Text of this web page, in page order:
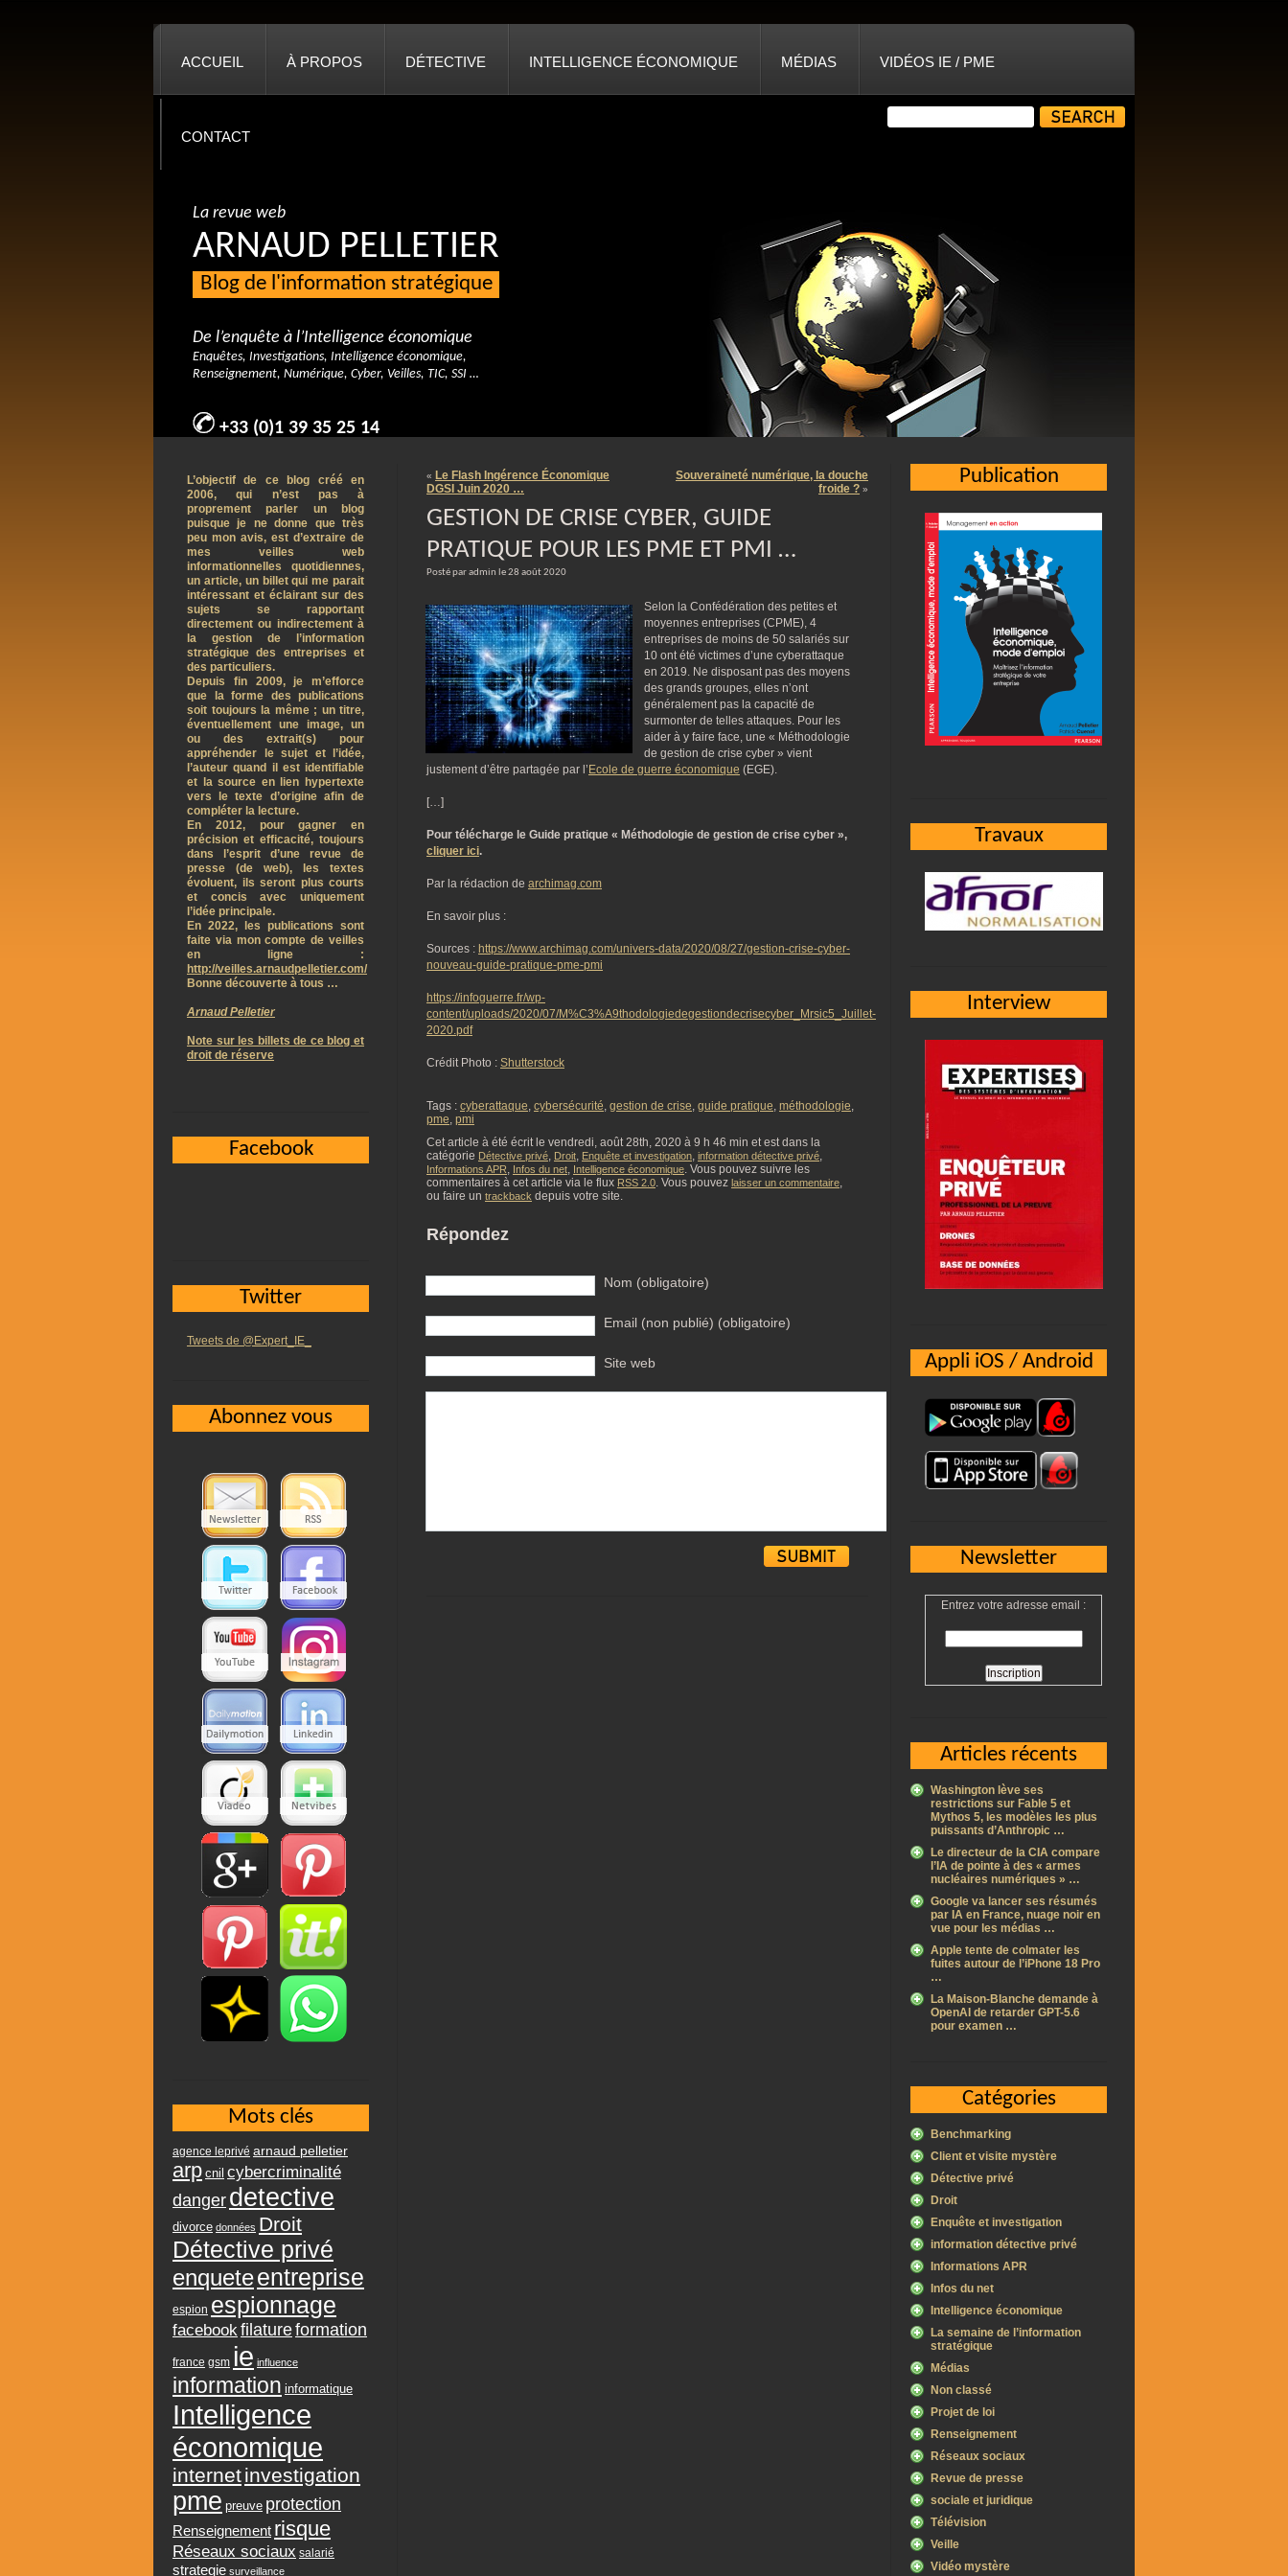
ACCUEIL À PROPOS DÉTECTIVE INTELLIGENCE ÉCONOMIQUE MÉDIAS VIDÉOS IE / PME
CONTACT
La revue web
ARNAUD PELLETIER
Blog de l'information stratégique
De l’enquête à l’Intelligence économique
Enquêtes, Investigations, Intelligence économique,
Renseignement, Numérique, Cyber, Veilles, TIC, SSI …
+33 (0)1 39 35 25 14
« Le Flash Ingérence Économique
DGSI Juin 2020 …
Souveraineté numérique, la douche
froide ? »
GESTION DE CRISE CYBER, GUIDE
PRATIQUE POUR LES PME ET PMI …
Posté par admin le 28 août 2020
Selon la Confédération des petites et
moyennes entreprises (CPME), 4
entreprises de moins de 50 salariés sur
10 ont été victimes d’une cyberattaque
en 2019. Ne disposant pas des moyens
des grands groupes, elles n’ont
généralement pas la capacité de
surmonter de telles attaques. Pour les
aider à y faire face, une « Méthodologie
de gestion de crise cyber » vient
justement d’être partagée par l’ Ecole de guerre économique (EGE).
[…]
Pour télécharge le Guide pratique « Méthodologie de gestion de crise cyber »,
cliquer ici.
Par la rédaction de archimag.com
En savoir plus :
Sources : https://www.archimag.com/univers-data/2020/08/27/gestion-crise-cyber-
nouveau-guide-pratique-pme-pmi
https://infoguerre.fr/wp-
content/uploads/2020/07/M%C3%A9thodologiedegestiondecrisecyber_Mrsic5_Juillet-
2020.pdf
Crédit Photo : Shutterstock
Tags : cyberattaque, cybersécurité, gestion de crise, guide pratique, méthodologie,
pme, pmi
Cet article à été écrit le vendredi, août 28th, 2020 à 9 h 46 min et est dans la
catégorie Détective privé, Droit, Enquête et investigation, information détective privé,
Informations APR, Infos du net, Intelligence économique. Vous pouvez suivre les
commentaires à cet article via le flux RSS 2.0. Vous pouvez laisser un commentaire,
ou faire un trackback depuis votre site.
Répondez
Nom (obligatoire)
Email (non publié) (obligatoire)
Site web
Publication
Travaux
Interview
Appli iOS / Android
Newsletter
Entrez votre adresse email :
Articles récents
Washington lève ses
restrictions sur Fable 5 et
Mythos 5, les modèles les plus
puissants d’Anthropic …
Le directeur de la CIA compare
l’IA de pointe à des « armes
nucléaires numériques » …
Google va lancer ses résumés
par IA en France, nuage noir en
vue pour les médias …
Apple tente de colmater les
fuites autour de l’iPhone 18 Pro
…
La Maison-Blanche demande à
OpenAI de retarder GPT-5.6
pour examen …
Catégories
Benchmarking
Client et visite mystère
Détective privé
Droit
Enquête et investigation
information détective privé
Informations APR
Infos du net
Intelligence économique
La semaine de l’information
stratégique
Médias
Non classé
Projet de loi
Renseignement
Réseaux sociaux
Revue de presse
sociale et juridique
Télévision
Veille
Vidéo mystère
L’objectif de ce blog créé en
2006, qui n’est pas à
proprement parler un blog
puisque je ne donne que très
peu mon avis, est d’extraire de
mes veilles web
informationnelles quotidiennes,
un article, un billet qui me parait
intéressant et éclairant sur des
sujets se rapportant
directement ou indirectement à
la gestion de l’information
stratégique des entreprises et
des particuliers.
Depuis fin 2009, je m’efforce
que la forme des publications
soit toujours la même ; un titre,
éventuellement une image, un
ou des extrait(s) pour
appréhender le sujet et l’idée,
l’auteur quand il est identifiable
et la source en lien hypertexte
vers le texte d’origine afin de
compléter la lecture.
En 2012, pour gagner en
précision et efficacité, toujours
dans l’esprit d’une revue de
presse (de web), les textes
évoluent, ils seront plus courts
et concis avec uniquement
l’idée principale.
En 2022, les publications sont
faite via mon compte de veilles
en ligne :
http://veilles.arnaudpelletier.com/
Bonne découverte à tous …
Arnaud Pelletier
Note sur les billets de ce blog et
droit de réserve
Facebook
Twitter
Tweets de @Expert_IE_
Abonnez vous
Mots clés
agence leprivé arnaud pelletier
arp cnil cybercriminalité
danger detective
divorce données Droit
Détective privé
enqueteentreprise
espion espionnage
facebookfilatureformation
france gsm ie influence
information informatique
Intelligence
économique
internetinvestigation
pme preuve protection
Renseignement risque
Réseaux sociaux salarié
strategie surveillance